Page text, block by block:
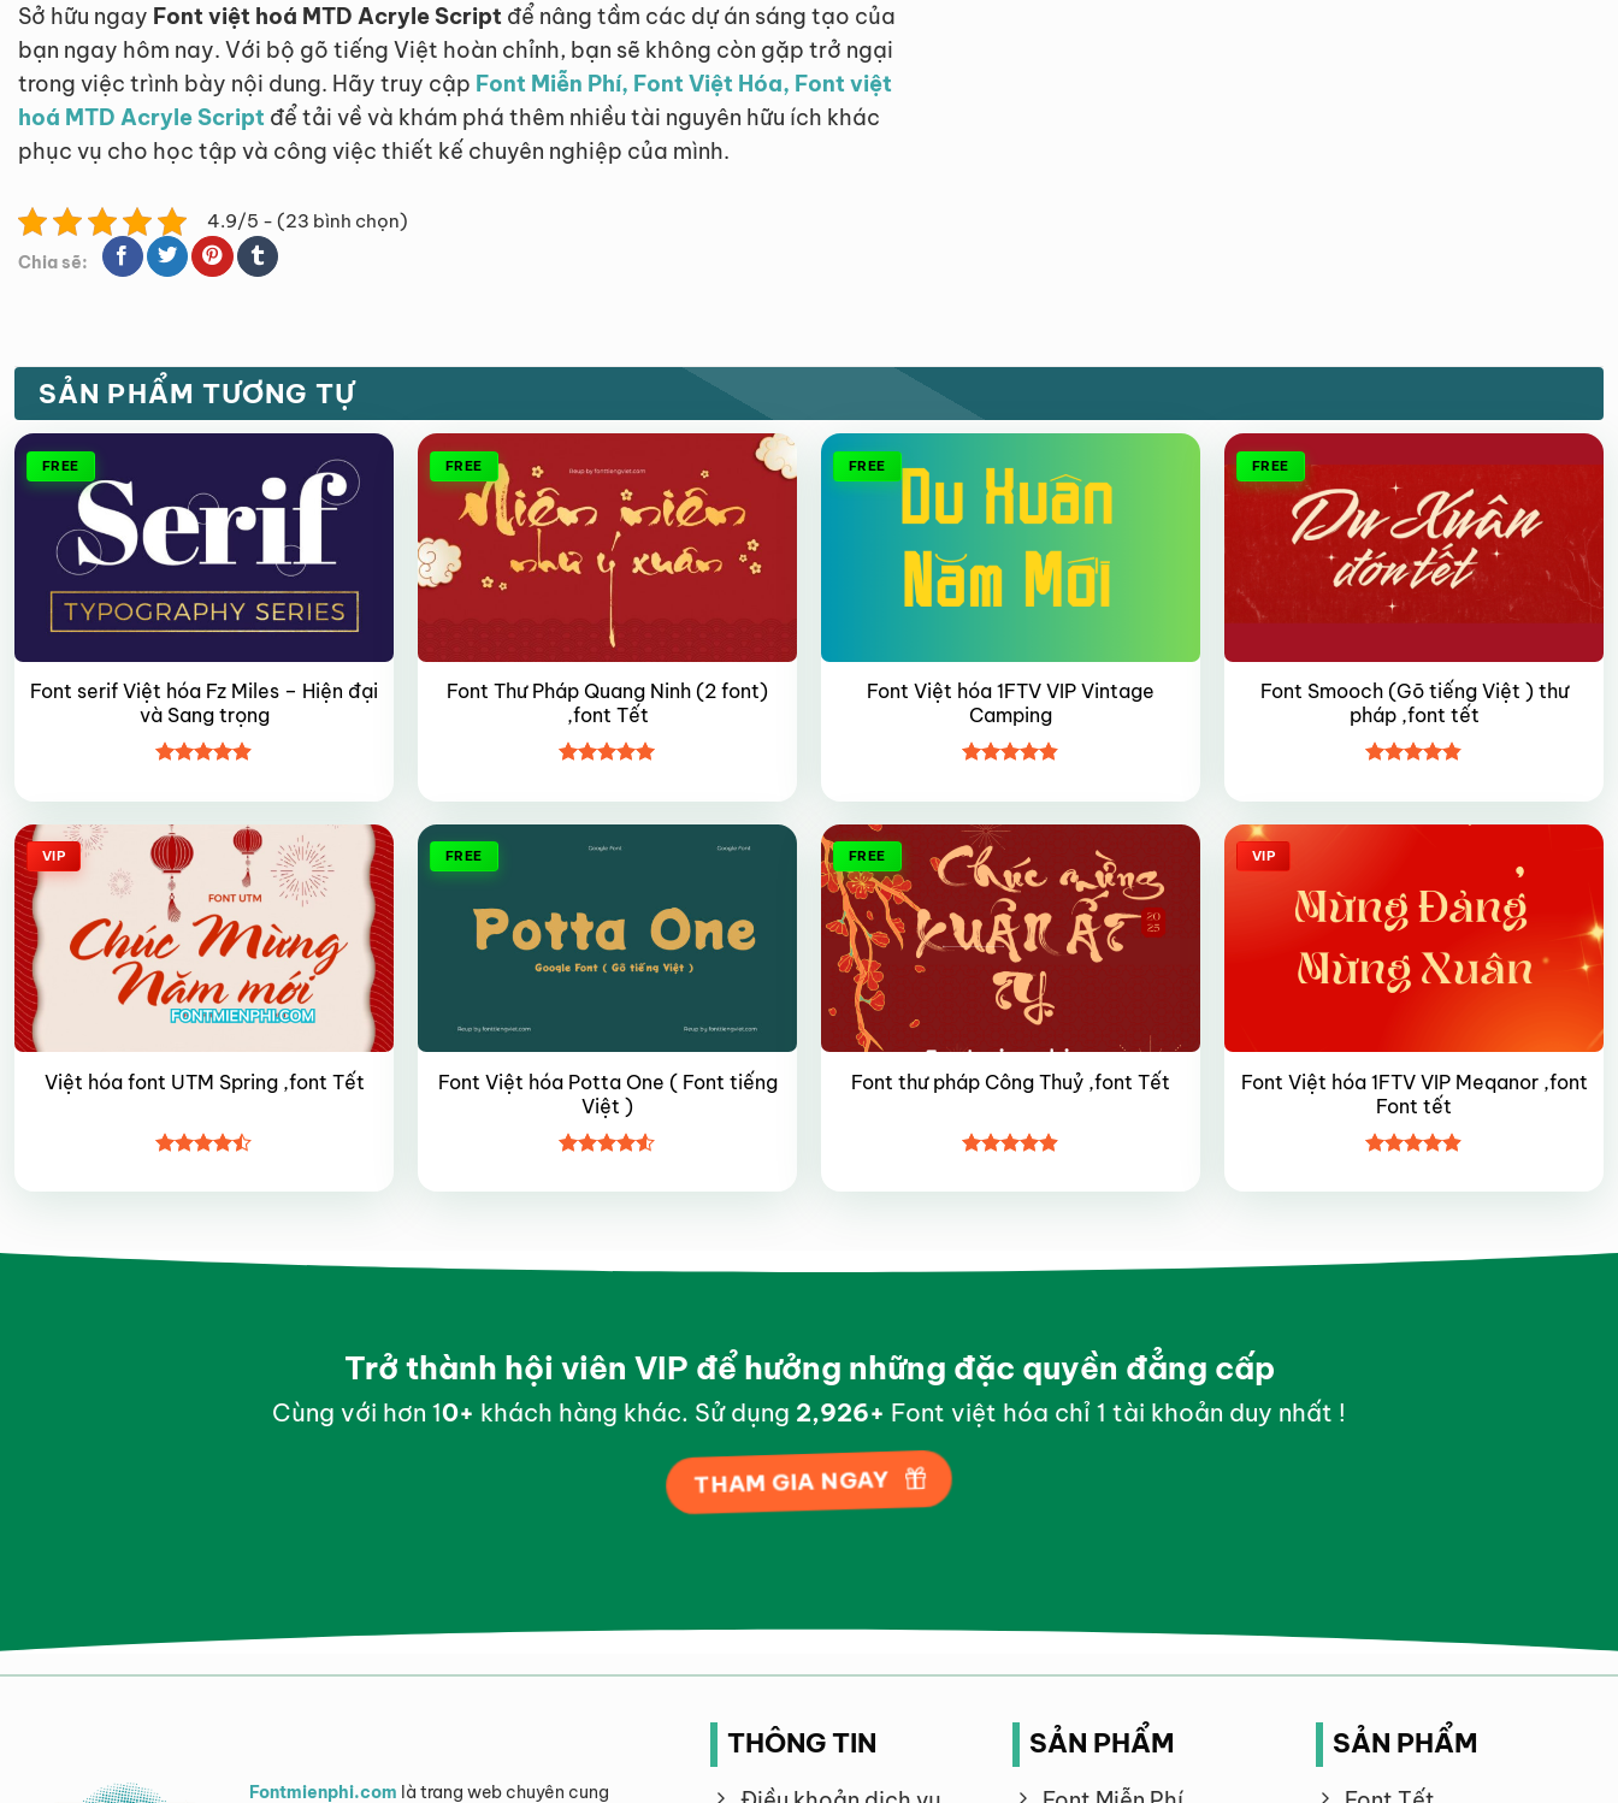
Sở hữu ngay Font việt hoá MTD Acryle Script để nâng tầm các dự án sáng tạo của
bạn ngay hôm nay. Với bộ gõ tiếng Việt hoàn chỉnh, bạn sẽ không còn gặp trở ngại
trong việc trình bày nội dung. Hãy truy cập Font Miễn Phí, Font Việt Hóa, Font việt
hoá MTD Acryle Script để tải về và khám phá thêm nhiều tài nguyên hữu ích khác
phục vụ cho học tập và công việc thiết kế chuyên nghiệp của mình.
4.9/5 - (23 bình chọn)
Chia sẽ:
SẢN PHẨM TƯƠNG TỰ
FREE
Font serif Việt hóa Fz Miles – Hiện đại
và Sang trọng
hạng4.95
FREE
Font Thư Pháp Quang Ninh (2 font)
,font Tết
hạng55
FREE
Font Việt hóa 1FTV VIP Vintage
Camping
hạng4.85
FREE
Font Smooch (Gõ tiếng Việt ) thư
pháp ,font tết
hạng4.85
VIP
Việt hóa font UTM Spring ,font Tết
hạng4.45
FREE
Font Việt hóa Potta One ( Font tiếng
Việt )
hạng4.5
FREE
Font thư pháp Công Thuỷ ,font Tết
hạng4.95
VIP
Font Việt hóa 1FTV VIP Meqanor ,font
Font tết
hạng4.95
Trở thành hội viên VIP để hưởng những đặc quyền đẳng cấp
Cùng với hơn 10+ khách hàng khác. Sử dụng 2,998+ Font việt hóa chỉ 1 tài khoản duy nhất !
THAM GIA NGAY
Fontmienphi.com là trang web chuyên cung
THÔNG TIN SẢN PHẨM SẢN PHẨM